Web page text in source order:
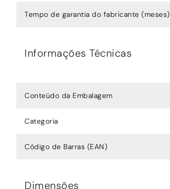
Tempo de garantia do fabricante (meses)
Informações Técnicas
Conteúdo da Embalagem
Categoria
Código de Barras (EAN)
Dimensões